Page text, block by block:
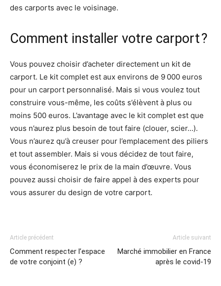
des carports avec le voisinage.
Comment installer votre carport ?
Vous pouvez choisir d’acheter directement un kit de
carport. Le kit complet est aux environs de 9 000 euros
pour un carport personnalisé. Mais si vous voulez tout
construire vous-même, les coûts s’élèvent à plus ou
moins 500 euros. L’avantage avec le kit complet est que
vous n’aurez plus besoin de tout faire (clouer, scier…).
Vous n’aurez qu’à creuser pour l’emplacement des piliers
et tout assembler. Mais si vous décidez de tout faire,
vous économiserez le prix de la main d’œuvre. Vous
pouvez aussi choisir de faire appel à des experts pour
vous assurer du design de votre carport.
Article précédent
Comment respecter l’espace
de votre conjoint (e) ?
Article suivant
Marché immobilier en France
après le covid-19